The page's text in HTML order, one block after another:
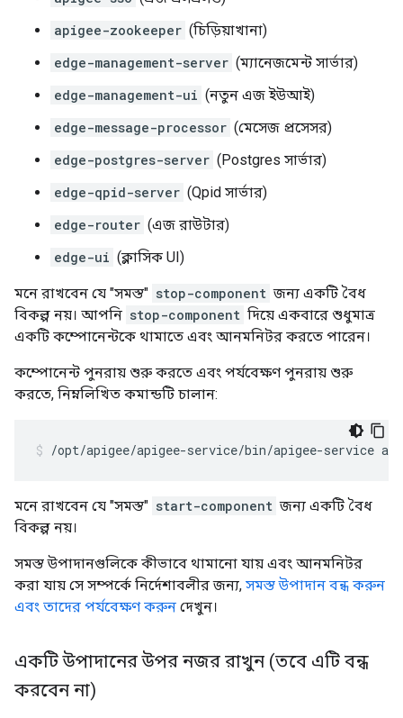
apigee-zookeeper (চিড়িয়াখানা)
edge-management-server (ম্যানেজমেন্ট সার্ভার)
edge-management-ui (নতুন এজ ইউআই)
edge-message-processor (মেসেজ প্রসেসর)
edge-postgres-server (Postgres সার্ভার)
edge-qpid-server (Qpid সার্ভার)
edge-router (এজ রাউটার)
edge-ui (ক্লাসিক UI)
মনে রাখবেন যে "সমস্ত" stop-component জন্য একটি বৈধ
বিকল্প নয়। আপনি stop-component দিয়ে একবারে শুধুমাত্র
একটি কম্পোনেন্টকে থামাতে এবং আনমনিটর করতে পারেন।
কম্পোনেন্ট পুনরায় শুরু করতে এবং পর্যবেক্ষণ পুনরায় শুরু
করতে, নিম্নলিখিত কমান্ডটি চালান:
/opt/apigee/apigee-service/bin/apigee-service
মনে রাখবেন যে "সমস্ত" start-component জন্য একটি বৈধ
বিকল্প নয়।
সমস্ত উপাদানগুলিকে কীভাবে থামানো যায় এবং আনমনিটর
করা যায় সে সম্পর্কে নির্দেশাবলীর জন্য, সমস্ত উপাদান বন্ধ করুন
এবং তাদের পর্যবেক্ষণ করুন দেখুন।
একটি উপাদানের উপর নজর রাখুন (তবে এটি বন্ধ
করবেন না)